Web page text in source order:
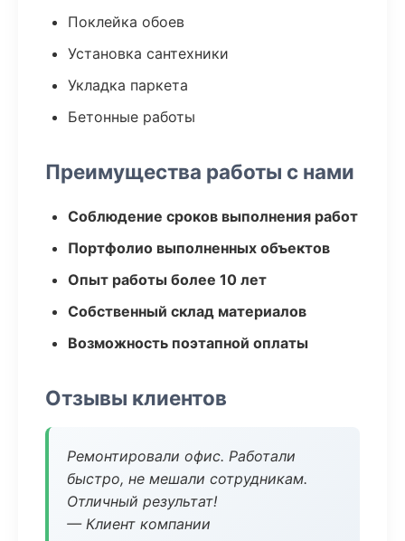
Поклейка обоев
Установка сантехники
Укладка паркета
Бетонные работы
Преимущества работы с нами
Соблюдение сроков выполнения работ
Портфолио выполненных объектов
Опыт работы более 10 лет
Собственный склад материалов
Возможность поэтапной оплаты
Отзывы клиентов
Ремонтировали офис. Работали
быстро, не мешали сотрудникам.
Отличный результат!
— Клиент компании